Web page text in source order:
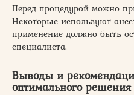
Перед процедурой можно
Некоторые используют
применение должно быть
специалиста.
Выводы и
оптимального решения